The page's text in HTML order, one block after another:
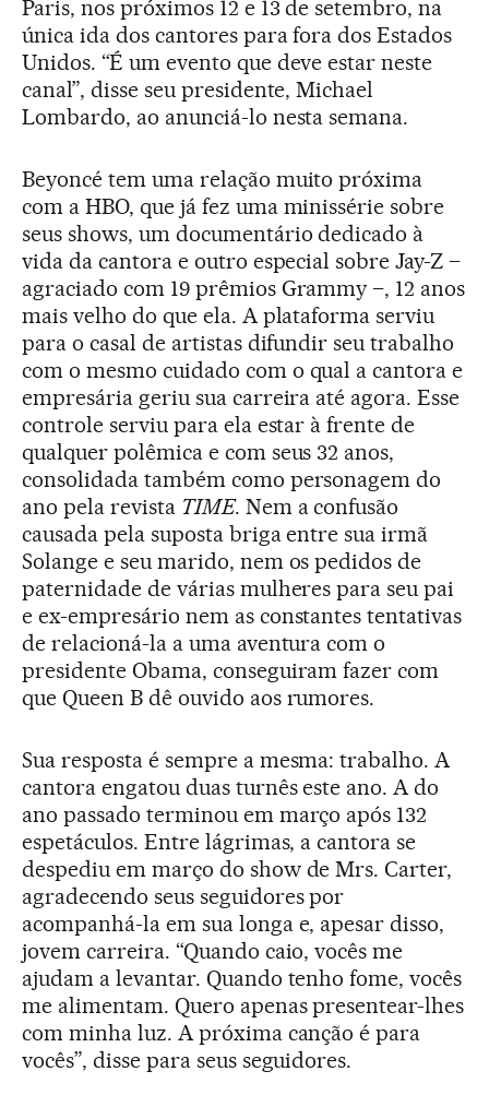
Paris, nos próximos 12 e 13 de setembro, na
única ida dos cantores para fora dos Estados
Unidos. “É um evento que deve estar neste
canal”, disse seu presidente, Michael
Lombardo, ao anunciá-lo nesta semana.
Beyoncé tem uma relação muito próxima
com a HBO, que já fez uma minissérie sobre
seus shows, um documentário dedicado à
vida da cantora e outro especial sobre Jay-Z –
agraciado com 19 prêmios Grammy –, 12 anos
mais velho do que ela. A plataforma serviu
para o casal de artistas difundir seu trabalho
com o mesmo cuidado com o qual a cantora e
empresária geriu sua carreira até agora. Esse
controle serviu para ela estar à frente de
qualquer polêmica e com seus 32 anos,
consolidada também como personagem do
ano pela revista TIME. Nem a confusão
causada pela suposta briga entre sua irmã
Solange e seu marido, nem os pedidos de
paternidade de várias mulheres para seu pai
e ex-empresário nem as constantes tentativas
de relacioná-la a uma aventura com o
presidente Obama, conseguiram fazer com
que Queen B dê ouvido aos rumores.
Sua resposta é sempre a mesma: trabalho. A
cantora engatou duas turnês este ano. A do
ano passado terminou em março após 132
espetáculos. Entre lágrimas, a cantora se
despediu em março do show de Mrs. Carter,
agradecendo seus seguidores por
acompanhá-la em sua longa e, apesar disso,
jovem carreira. “Quando caio, vocês me
ajudam a levantar. Quando tenho fome, vocês
me alimentam. Quero apenas presentear-lhes
com minha luz. A próxima canção é para
vocês”, disse para seus seguidores.